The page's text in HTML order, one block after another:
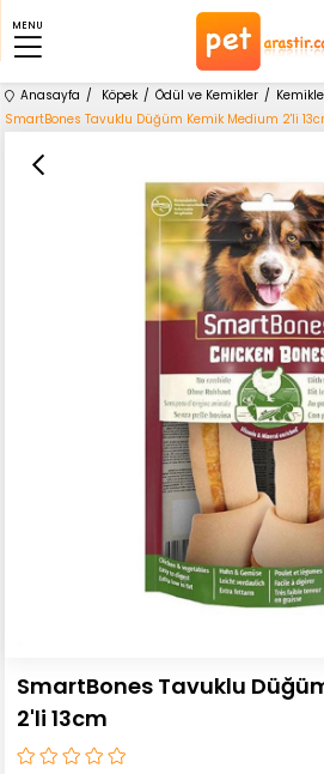
MENU
Anasayfa Köpek Ödül ve Kemikler
SmartBones Tavuklu Düğüm Kemik Medium 2'li
SmartBones Tavuklu
2'li 13cm